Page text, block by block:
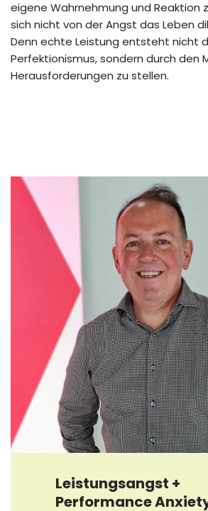
eigene Wahrnehmung und Reaktion
sich nicht von der Angst das Leben
Denn echte Leistung entsteht nicht
Perfektionismus, sondern durch den
Herausforderungen zu stellen.
Leistungsangst +
Performance